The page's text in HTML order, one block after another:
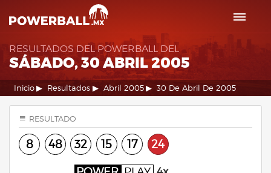
RESULTADOS DEL POWERBALL DEL
SÁBADO, 30 ABRIL 2005
Inicio Resultados Abril 2005 30 De Abril De 2005
RESULTADO
8 48 32 15 17 24